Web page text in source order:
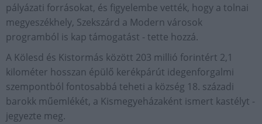
pályázati forrásokat, és figyelembe vették, hogy a tolnai
megyeszékhely, Szekszárd a Modern városok
programból is kap támogatást - tette hozzá.
A Kölesd és Kistormás között 203 millió forintért 2,1
kilométer hosszan épülő kerékpárút idegenforgalmi
szempontból fontosabbá teheti a község 18. századi
barokk műemlékét, a Kismegyeházaként ismert kastélyt -
jegyezte meg.